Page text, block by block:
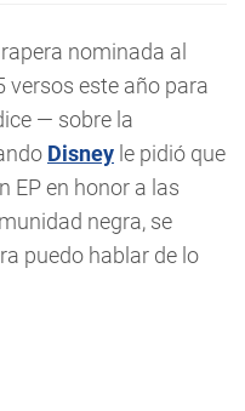
nominada al
versos este año para
— sobre la
Disney le pidió que
EP en honor a las
negra, se
puedo hablar de lo